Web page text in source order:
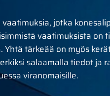
jotka
vaatimuksista
tärkeää on myös
salaamalla tiedot ja
viranomaisille.